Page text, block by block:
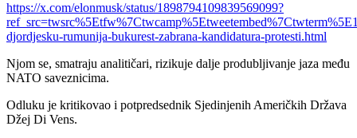
https://x.com/elonmusk/status/1898794109839569099?
djordjesku-rumunija-bukurest-zabrana-kandidatura-protesti.html
Njom se, smatraju analitičari, rizikuje dalje produbljivanje jaza među
NATO saveznicima.
Odluku je kritikovao i potpredsednik Sjedinjenih Američkih Država
Džej Di Vens.